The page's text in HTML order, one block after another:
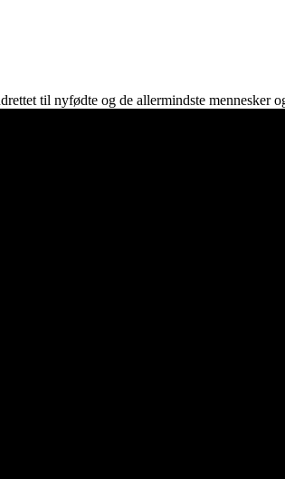
til nyfødte og de allermindste mennesker